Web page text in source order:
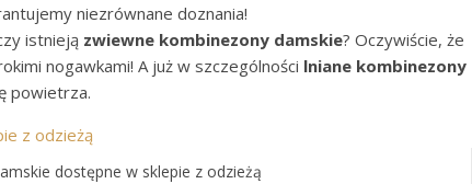
niezrównane doznania!
istnieją zwiewne kombinezony damskie? Oczywiście, że
nogawkami! A już w szczególności lniane kombinezony
powietrza.
dostępne w sklepie z odzieżą